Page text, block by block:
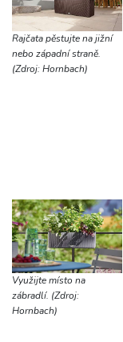
Rajčata pěstujte na jižní
nebo západní straně.
(Zdroj: Hornbach)
Využijte místo na
zábradlí. (Zdroj:
Hornbach)